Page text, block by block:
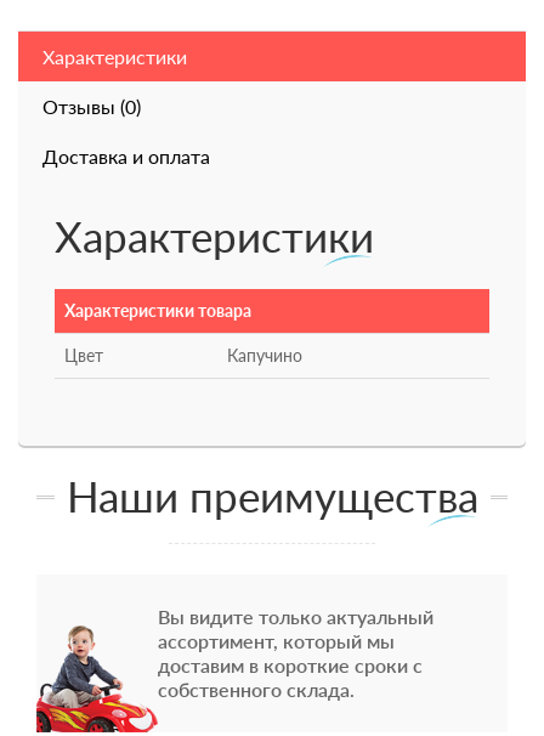
Характеристики
Отзывы (0)
Доставка и оплата
Характеристики
Характеристики товара
Цвет Капучино
Наши преимущества
Вы видите только актуальный
ассортимент, который мы
доставим в короткие сроки с
собственного склада.